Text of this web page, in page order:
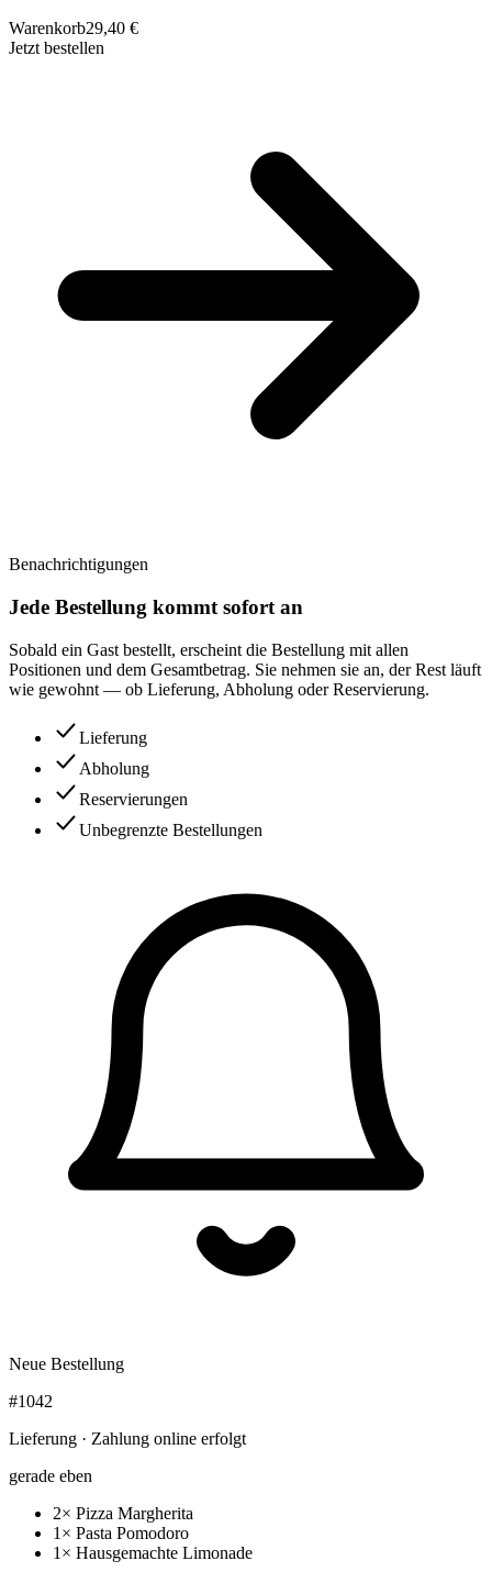
Warenkorb29,40 €
Jetzt bestellen
Benachrichtigungen
Jede Bestellung kommt sofort an
Sobald ein Gast bestellt, erscheint die Bestellung mit allen
Positionen und dem Gesamtbetrag. Sie nehmen sie an, der Rest läuft
wie gewohnt — ob Lieferung, Abholung oder Reservierung.
Lieferung
Abholung
Reservierungen
Unbegrenzte Bestellungen
Neue Bestellung
#1042
Lieferung · Zahlung online erfolgt
gerade eben
2× Pizza Margherita
1× Pasta Pomodoro
1× Hausgemachte Limonade